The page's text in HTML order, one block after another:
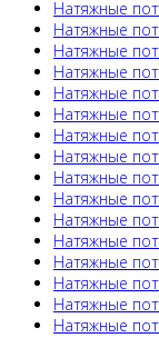
Натяжные
Натяжные
Натяжные
Натяжные
Натяжные
Натяжные
Натяжные
Натяжные
Натяжные
Натяжные
Натяжные
Натяжные
Натяжные
Натяжные
Натяжные
Натяжные